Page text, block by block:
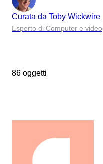
Curata da Toby Wickwire
Esperto di Computer e
86 oggetti